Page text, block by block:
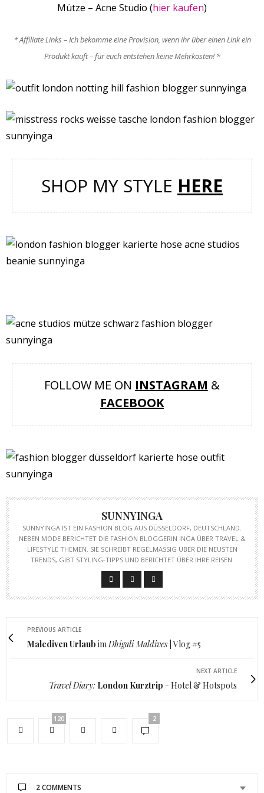
Mütze – Acne Studio (hier kaufen)
* Affiliate Links – Ich bekomme eine Provision, wenn ihr über einen Link ein
Produkt kauft – für euch entstehen keine Mehrkosten! *
SHOP MY STYLE HERE
FOLLOW ME ON INSTAGRAM &
FACEBOOK
SUNNYINGA
SUNNYINGA IST EIN FASHION BLOG AUS DÜSSELDORF, DEUTSCHLAND.
NEBEN MODE BERICHTET DIE FASHION BLOGGERIN INGA ÜBER TRAVEL &
LIFESTYLE THEMEN. SIE SCHREIBT REGELMÄSSIG ÜBER DIE NEUSTEN T
RENDS, GIBT STYLING-TIPPS UND BERICHTET ÜBER IHRE REISEN.
PREVIOUS ARTICLE
Malediven Urlaub im Dhigali Maldives | Vlog #5
NEXT ARTICLE
Travel Diary: London Kurztrip - Hotel & Hotspots
120 2
2 COMMENTS